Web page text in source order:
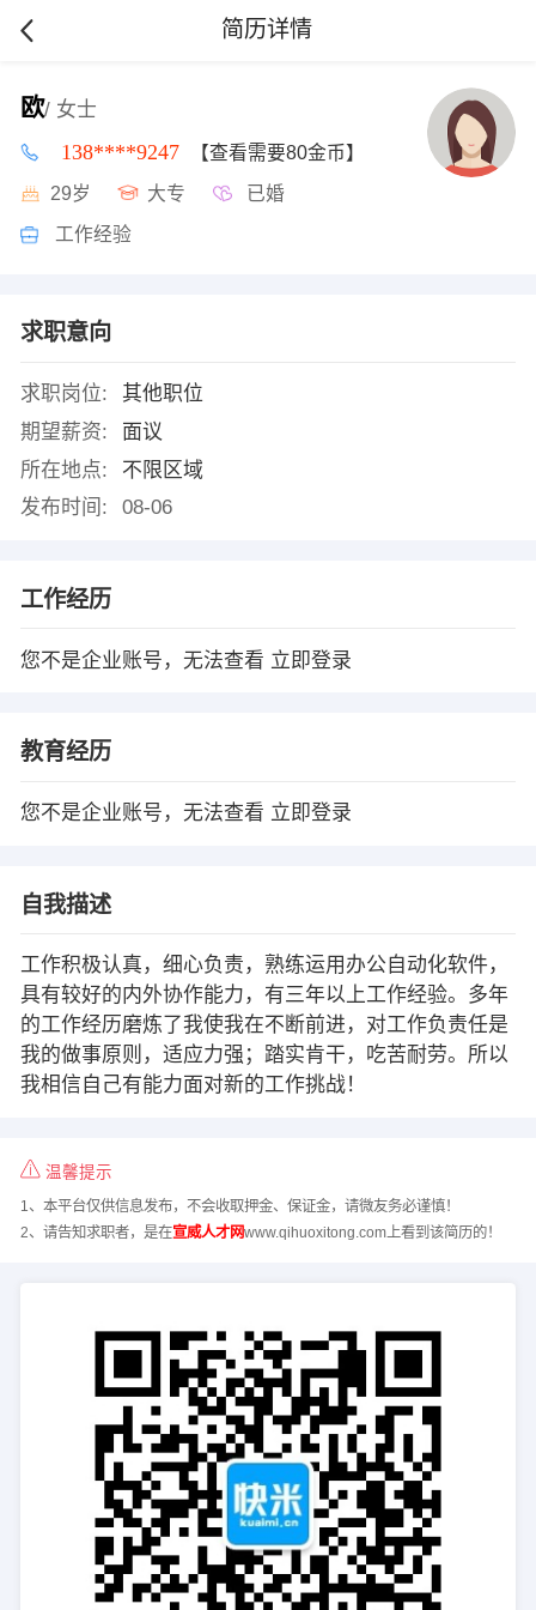
简历详情
欧/ 女士
138****9247 【查看需要80金币】
29岁 大专 已婚
工作经验
求职意向
求职岗位:
其他职位
期望薪资:
面议
所在地点:
不限区域
发布时间:
08-06
工作经历
您不是企业账号，无法查看 立即登录
教育经历
您不是企业账号，无法查看 立即登录
自我描述
工作积极认真，细心负责，熟练运用办公自动化软件，
具有较好的内外协作能力，有三年以上工作经验。多年
的工作经历磨炼了我使我在不断前进，对工作负责任是
我的做事原则，适应力强；踏实肯干，吃苦耐劳。所以
我相信自己有能力面对新的工作挑战！
温馨提示
1、本平台仅供信息发布，不会收取押金、保证金，请微友务必谨慎！
2、请告知求职者，是在宣威人才网www.qihuoxitong.com上看到该简历的！